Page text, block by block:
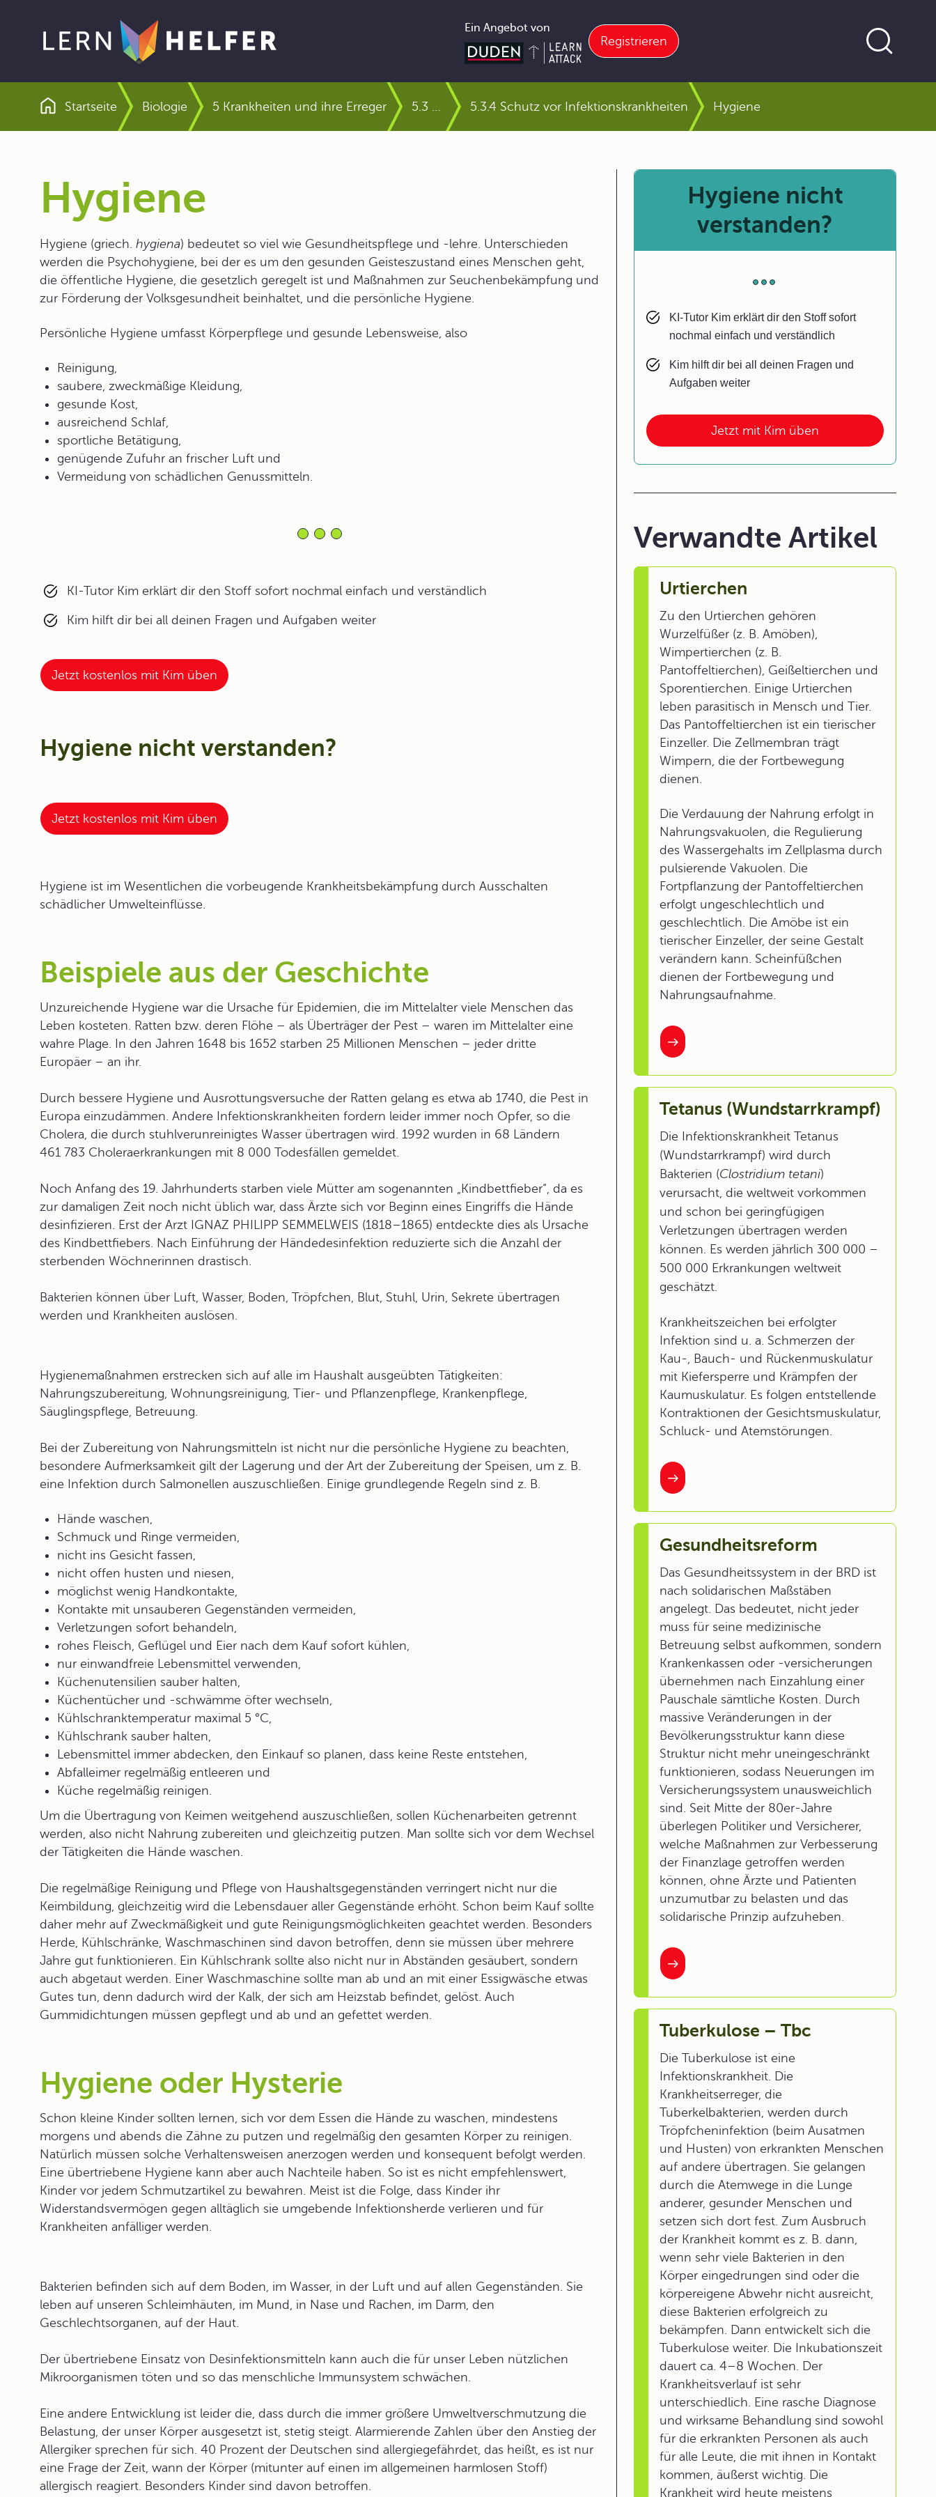
Ein Angebot von
Registrieren
Pfadnavigation
Startseite Biologie 5 Krankheiten und ihre Erreger 5.3.4 Schutz vor Infektionskrankheiten Hygiene
Hygiene
Hygiene (griech. hygiena) bedeutet so viel wie Gesundheitspflege und -lehre. Unterschieden
werden die Psychohygiene, bei der es um den gesunden Geisteszustand eines Menschen geht,
die öffentliche Hygiene, die gesetzlich geregelt ist und Maßnahmen zur Seuchenbekämpfung und
zur Förderung der Volksgesundheit beinhaltet, und die persönliche Hygiene.
Persönliche Hygiene umfasst Körperpflege und gesunde Lebensweise, also
Reinigung,
saubere, zweckmäßige Kleidung,
gesunde Kost,
ausreichend Schlaf,
sportliche Betätigung,
genügende Zufuhr an frischer Luft und
Vermeidung von schädlichen Genussmitteln.
KI-Tutor Kim erklärt dir den Stoff sofort nochmal einfach und verständlich
Kim hilft dir bei all deinen Fragen und Aufgaben weiter
Jetzt kostenlos mit Kim üben
Hygiene nicht verstanden?
Jetzt kostenlos mit Kim üben
Hygiene ist im Wesentlichen die vorbeugende Krankheitsbekämpfung durch Ausschalten
schädlicher Umwelteinflüsse.
Beispiele aus der Geschichte
Unzureichende Hygiene war die Ursache für Epidemien, die im Mittelalter viele Menschen das
Leben kosteten. Ratten bzw. deren Flöhe – als Überträger der Pest – waren im Mittelalter eine
wahre Plage. In den Jahren 1648 bis 1652 starben 25 Millionen Menschen – jeder dritte
Europäer – an ihr.
Durch bessere Hygiene und Ausrottungsversuche der Ratten gelang es etwa ab 1740, die Pest in
Europa einzudämmen. Andere Infektionskrankheiten fordern leider immer noch Opfer, so die
Cholera, die durch stuhlverunreinigtes Wasser übertragen wird. 1992 wurden in 68 Ländern
461 783 Choleraerkrankungen mit 8 000 Todesfällen gemeldet.
Noch Anfang des 19. Jahrhunderts starben viele Mütter am sogenannten „Kindbettfieber“, da es
zur damaligen Zeit noch nicht üblich war, dass Ärzte sich vor Beginn eines Eingriffs die Hände
desinfizieren. Erst der Arzt IGNAZ PHILIPP SEMMELWEIS (1818–1865) entdeckte dies als Ursache
des Kindbettfiebers. Nach Einführung der Händedesinfektion reduzierte sich die Anzahl der
sterbenden Wöchnerinnen drastisch.
Bakterien können über Luft, Wasser, Boden, Tröpfchen, Blut, Stuhl, Urin, Sekrete übertragen
werden und Krankheiten auslösen.
Hygienemaßnahmen erstrecken sich auf alle im Haushalt ausgeübten Tätigkeiten:
Nahrungszubereitung, Wohnungsreinigung, Tier- und Pflanzenpflege, Krankenpflege,
Säuglingspflege, Betreuung.
Bei der Zubereitung von Nahrungsmitteln ist nicht nur die persönliche Hygiene zu beachten,
besondere Aufmerksamkeit gilt der Lagerung und der Art der Zubereitung der Speisen, um z. B.
eine Infektion durch Salmonellen auszuschließen. Einige grundlegende Regeln sind z. B.
Hände waschen,
Schmuck und Ringe vermeiden,
nicht ins Gesicht fassen,
nicht offen husten und niesen,
möglichst wenig Handkontakte,
Kontakte mit unsauberen Gegenständen vermeiden,
Verletzungen sofort behandeln,
rohes Fleisch, Geflügel und Eier nach dem Kauf sofort kühlen,
nur einwandfreie Lebensmittel verwenden,
Küchenutensilien sauber halten,
Küchentücher und -schwämme öfter wechseln,
Kühlschranktemperatur maximal 5 °C,
Kühlschrank sauber halten,
Lebensmittel immer abdecken, den Einkauf so planen, dass keine Reste entstehen,
Abfalleimer regelmäßig entleeren und
Küche regelmäßig reinigen.
Um die Übertragung von Keimen weitgehend auszuschließen, sollen Küchenarbeiten getrennt
werden, also nicht Nahrung zubereiten und gleichzeitig putzen. Man sollte sich vor dem Wechsel
der Tätigkeiten die Hände waschen.
Die regelmäßige Reinigung und Pflege von Haushaltsgegenständen verringert nicht nur die
Keimbildung, gleichzeitig wird die Lebensdauer aller Gegenstände erhöht. Schon beim Kauf sollte
daher mehr auf Zweckmäßigkeit und gute Reinigungsmöglichkeiten geachtet werden. Besonders
Herde, Kühlschränke, Waschmaschinen sind davon betroffen, denn sie müssen über mehrere
Jahre gut funktionieren. Ein Kühlschrank sollte also nicht nur in Abständen gesäubert, sondern
auch abgetaut werden. Einer Waschmaschine sollte man ab und an mit einer Essigwäsche etwas
Gutes tun, denn dadurch wird der Kalk, der sich am Heizstab befindet, gelöst. Auch
Gummidichtungen müssen gepflegt und ab und an gefettet werden.
Hygiene oder Hysterie
Schon kleine Kinder sollten lernen, sich vor dem Essen die Hände zu waschen, mindestens
morgens und abends die Zähne zu putzen und regelmäßig den gesamten Körper zu reinigen.
Natürlich müssen solche Verhaltensweisen anerzogen werden und konsequent befolgt werden.
Eine übertriebene Hygiene kann aber auch Nachteile haben. So ist es nicht empfehlenswert,
Kinder vor jedem Schmutzartikel zu bewahren. Meist ist die Folge, dass Kinder ihr
Widerstandsvermögen gegen alltäglich sie umgebende Infektionsherde verlieren und für
Krankheiten anfälliger werden.
Bakterien befinden sich auf dem Boden, im Wasser, in der Luft und auf allen Gegenständen. Sie
leben auf unseren Schleimhäuten, im Mund, in Nase und Rachen, im Darm, den
Geschlechtsorganen, auf der Haut.
Der übertriebene Einsatz von Desinfektionsmitteln kann auch die für unser Leben nützlichen
Mikroorganismen töten und so das menschliche Immunsystem schwächen.
Eine andere Entwicklung ist leider die, dass durch die immer größere Umweltverschmutzung die
Belastung, der unser Körper ausgesetzt ist, stetig steigt. Alarmierende Zahlen über den Anstieg der
Allergiker sprechen für sich. 40 Prozent der Deutschen sind allergiegefährdet, das heißt, es ist nur
eine Frage der Zeit, wann der Körper (mitunter auf einen im allgemeinen harmlosen Stoff)
allergisch reagiert. Besonders Kinder sind davon betroffen.
Jetzt mit Kim üben
Hygiene nicht
verstanden?
KI-Tutor Kim erklärt dir den Stoff sofort
nochmal einfach und verständlich
Kim hilft dir bei all deinen Fragen und
Aufgaben weiter
Verwandte Artikel
Urtierchen
Zu den Urtierchen gehören
Wurzelfüßer (z. B. Amöben),
Wimpertierchen (z. B.
Pantoffeltierchen), Geißeltierchen und
Sporentierchen. Einige Urtierchen
leben parasitisch in Mensch und Tier.
Das Pantoffeltierchen ist ein tierischer
Einzeller. Die Zellmembran trägt
Wimpern, die der Fortbewegung
dienen.
Die Verdauung der Nahrung erfolgt in
Nahrungsvakuolen, die Regulierung
des Wassergehalts im Zellplasma durch
pulsierende Vakuolen. Die
Fortpflanzung der Pantoffeltierchen
erfolgt ungeschlechtlich und
geschlechtlich. Die Amöbe ist ein
tierischer Einzeller, der seine Gestalt
verändern kann. Scheinfüßchen
dienen der Fortbewegung und
Nahrungsaufnahme.
Tetanus (Wundstarrkrampf)
Die Infektionskrankheit Tetanus
(Wundstarrkrampf) wird durch
Bakterien (Clostridium tetani)
verursacht, die weltweit vorkommen
und schon bei geringfügigen
Verletzungen übertragen werden
können. Es werden jährlich 300 000 –
500 000 Erkrankungen weltweit
geschätzt.
Krankheitszeichen bei erfolgter
Infektion sind u. a. Schmerzen der
Kau-, Bauch- und Rückenmuskulatur
mit Kiefersperre und Krämpfen der
Kaumuskulatur. Es folgen entstellende
Kontraktionen der Gesichtsmuskulatur,
Schluck- und Atemstörungen.
Gesundheitsreform
Das Gesundheitssystem in der BRD ist
nach solidarischen Maßstäben
angelegt. Das bedeutet, nicht jeder
muss für seine medizinische
Betreuung selbst aufkommen, sondern
Krankenkassen oder -versicherungen
übernehmen nach Einzahlung einer
Pauschale sämtliche Kosten. Durch
massive Veränderungen in der
Bevölkerungsstruktur kann diese
Struktur nicht mehr uneingeschränkt
funktionieren, sodass Neuerungen im
Versicherungssystem unausweichlich
sind. Seit Mitte der 80er-Jahre
überlegen Politiker und Versicherer,
welche Maßnahmen zur Verbesserung
der Finanzlage getroffen werden
können, ohne Ärzte und Patienten
unzumutbar zu belasten und das
solidarische Prinzip aufzuheben.
Tuberkulose – Tbc
Die Tuberkulose ist eine
Infektionskrankheit. Die
Krankheitserreger, die
Tuberkelbakterien, werden durch
Tröpfcheninfektion (beim Ausatmen
und Husten) von erkrankten Menschen
auf andere übertragen. Sie gelangen
durch die Atemwege in die Lunge
anderer, gesunder Menschen und
setzen sich dort fest. Zum Ausbruch
der Krankheit kommt es z. B. dann,
wenn sehr viele Bakterien in den
Körper eingedrungen sind oder die
körpereigene Abwehr nicht ausreicht,
diese Bakterien erfolgreich zu
bekämpfen. Dann entwickelt sich die
Tuberkulose weiter. Die Inkubationszeit
dauert ca. 4–8 Wochen. Der
Krankheitsverlauf ist sehr
unterschiedlich. Eine rasche Diagnose
und wirksame Behandlung sind sowohl
für die erkrankten Personen als auch
für alle Leute, die mit ihnen in Kontakt
kommen, äußerst wichtig. Die
Krankheit wird heute meistens